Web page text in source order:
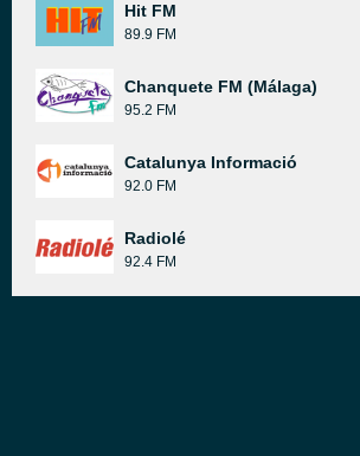
Hit FM
89.9 FM
Chanquete FM (Málaga)
95.2 FM
Catalunya Informació
92.0 FM
Radiolé
92.4 FM